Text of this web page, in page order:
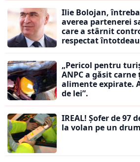
Ilie Bolojan,
averea partenerei
care a stârnit
respectat
„Pericol pentru
ANPC a găsit
alimente expirate.
de lei”.
IREAL! Șofer de 97
la volan pe un